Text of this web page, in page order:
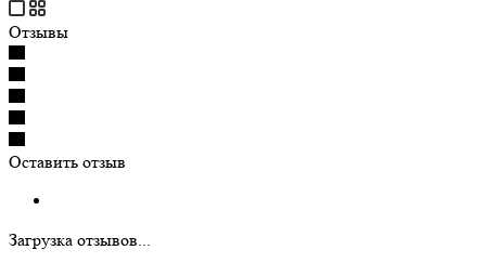
Отзывы
Оставить отзыв
Загрузка отзывов...